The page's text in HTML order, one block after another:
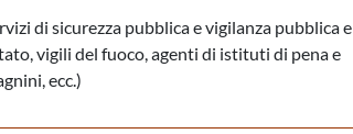
di sicurezza pubblica e vigilanza pubblica e
vigili del fuoco, agenti di istituti di pena e
ecc.)